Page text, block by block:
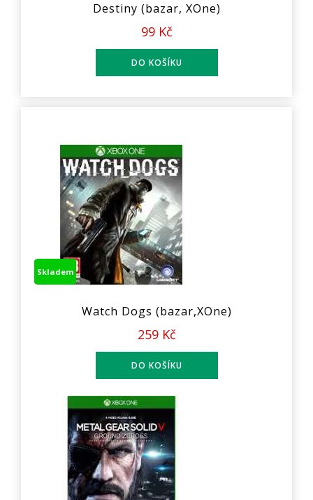
Destiny (bazar, XOne)
99 Kč
Skladem
Watch Dogs (bazar,XOne)
259 Kč